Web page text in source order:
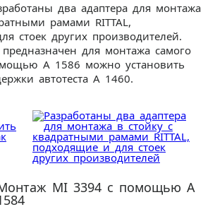
два адаптера для монтажа
рамами RITTAL,
стоек других производителей.
для монтажа самого
А 1586 можно установить
автотеста А 1460.
MI 3394 c помощью A